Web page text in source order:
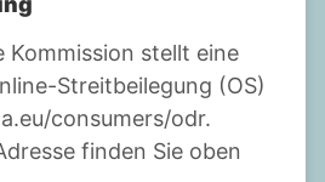
Kommission stellt eine
Streitbeilegung (OS)
consumers/odr.
finden Sie oben